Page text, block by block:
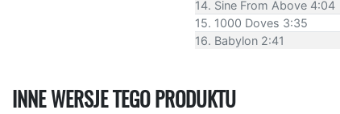
14. Sine From Above 4:04
15. 1000 Doves 3:35
16. Babylon 2:41
INNE WERSJE TEGO PRODUKTU